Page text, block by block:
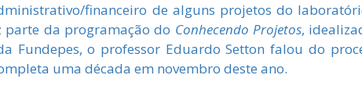
financeiro de alguns projetos do
parte da programação do Conhecendo Projetos,
Fundepes, o professor Eduardo Setton falou do
uma década em novembro deste ano.